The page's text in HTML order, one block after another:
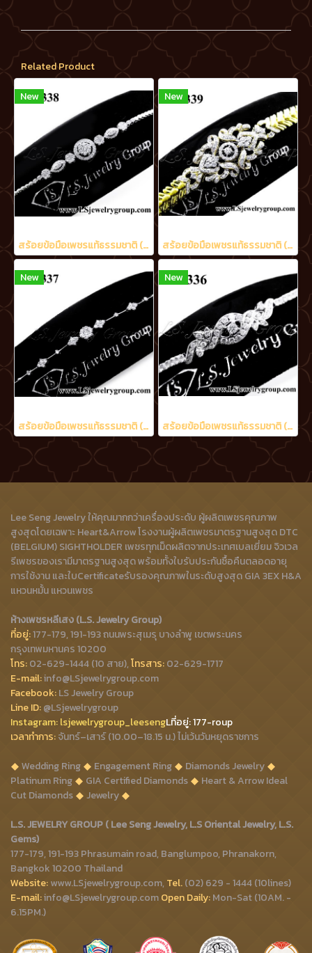
Related Product
New
สร้อยข้อมือเพชรแท้ธรรมชาติ (Natural Diamonds) 1.60 Ct.
New
สร้อยข้อมือเพชรแท้ธรรมชาติ (Natural Diamonds) 3.20 Ct.
New
สร้อยข้อมือเพชรแท้ธรรมชาติ (Natural Diamonds) 1.15 Ct.
New
สร้อยข้อมือเพชรแท้ธรรมชาติ (Natural Diamonds) 2.05 Ct.
Lee Seng Jewelry ให้คุณมากกว่าเครื่องประดับ ผู้ผลิตเพชรคุณภาพ
สูงสุดโดยเฉพาะ Heart&Arrow โรงงานผู้ผลิตเพชรมาตรฐานสูงสุด DTC
(BELGIUM) SIGHTHOLDER เพชรทุกเม็ดผลิตจากประเทศเบลเยี่ยม จิวเวล
รีเพชรของเรามีมาตรฐานสูงสุด พร้อมทั้งใบรับประกันซื้อคืนตลอดอายุ
การใช้งาน และใบCertificateรับรองคุณภาพในระดับสูงสุด GIA 3EX H&A
แหวนหมั้น แหวนเพชร
ห้างเพชรหลีเสง (L.S. Jewelry Group)
ที่อยู่:177-179, 191-193 ถนนพระสุเมรุ บางลำพู เขตพระนคร
กรุงเทพมหานคร 10200
โทร:02-629-1444 (10 สาย),โทรสาร:02-629-1717
E-mail:info@LSjewelrygroup.com
Facebook:LS Jewelry Group
Line ID:@LSjewelrygroup
Instagram:lsjewelrygroup_leesengLที่อยู่: 177-roup
เวลาทำการ:จันทร์–เสาร์ (10.00–18.15 น.) ไม่เว้นวันหยุดราชการ
Wedding Ring
Engagement Ring
Diamonds Jewelry
Platinum Ring
GIA Certified Diamonds
Heart & Arrow Ideal
Cut Diamonds
Jewelry
L.S. JEWELRY GROUP ( Lee Seng Jewelry, L.S Oriental Jewelry, L.S.
Gems)
177-179, 191-193 Phrasumain road, Banglumpoo, Phranakorn,
Bangkok 10200 Thailand
Website:www.LSjewelrygroup.com, Tel.(02) 629 - 1444 (10lines)
E-mail:info@LSjewelrygroup.comOpen Daily:Mon-Sat (10AM. -
6.15PM.)